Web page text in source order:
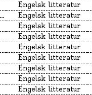
Engelsk litteratur
Engelsk litteratur
Engelsk litteratur
Engelsk litteratur
Engelsk litteratur
Engelsk litteratur
Engelsk litteratur
Engelsk litteratur
Engelsk litteratur